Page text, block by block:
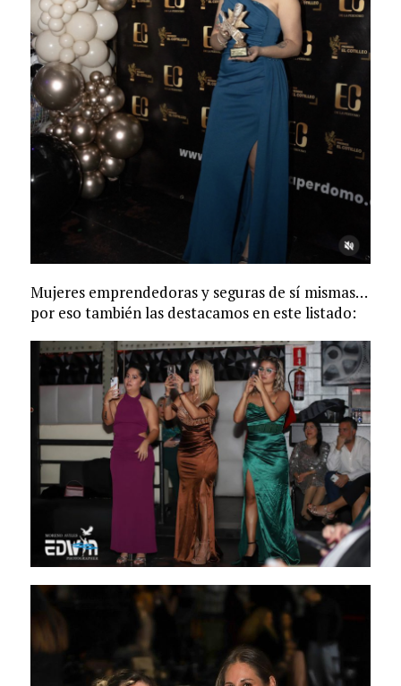
Mujeres emprendedoras y seguras de sí mismas…
por eso también las destacamos en este listado: